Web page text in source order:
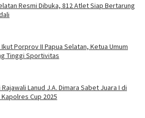
Resmi Dibuka, 812 Atlet Siap Bertarung
Porprov II Papua Selatan, Ketua Umum
Tinggi Sportivitas
Lanud J.A. Dimara Sabet Juara I di
Cup 2025